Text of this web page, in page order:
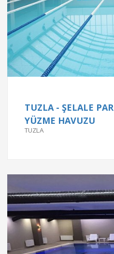
TUZLA - ŞELALE
YÜZME HAVUZU
TUZLA
Proje Bilgileri
ŞEHRİZADE KONAKLARI -
Proje Tarihi
2016